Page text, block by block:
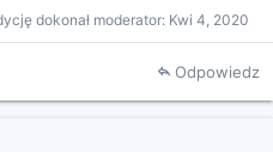
dokonał moderator: Kwi 4, 2020
Odpowiedz